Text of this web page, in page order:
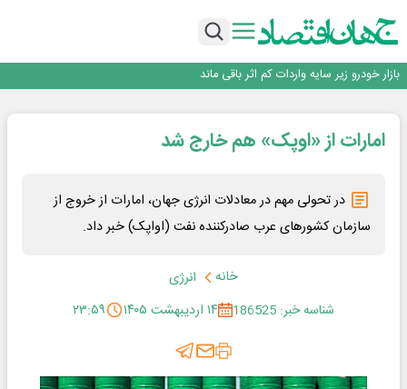
قیمت نفت صعودی ماند
بازار خودرو زیر سایه واردات کم اثر باقی ماند
کاریکاتور ـ صرفه‌جویی در انرژی
قیمت نفت صعودی ماند
پُرآبی روی کاغذ، تشنگی روی زمین
امارات از «اوپک» هم خارج شد
در تحولی مهم در معادلات انرژی جهان، امارات از خروج از
سازمان کشورهای عرب صادرکننده نفت (اواپک) خبر داد.
خانه
انرژی
شناسه خبر: 186525
۱۴ اردیبهشت ۱۴۰۵ ۲۳:۵۹